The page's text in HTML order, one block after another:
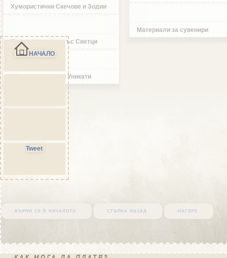
Хумористични Скечове и Зодии
Икони и изделия със Светци
Ръчно изработени Уникати
Материали за сувенири
върни се в началото стъпка назад нагоре
НАЧАЛО
Tweet